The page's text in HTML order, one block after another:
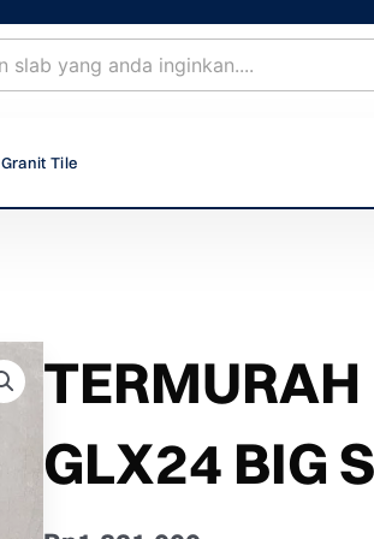
Granit Tile
GLX24 BIG